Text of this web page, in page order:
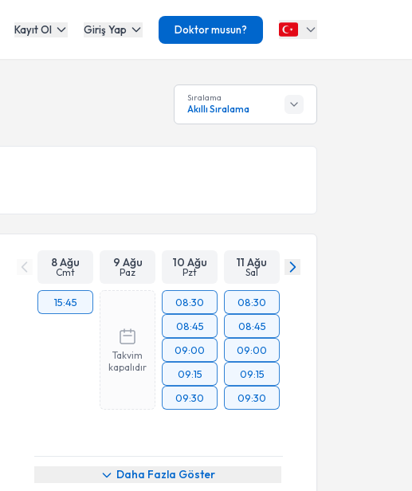
Kayıt Ol Giriş Yap Doktor musun?
Sıralama
Akıllı Sıralama
8 Ağu
Cmt
9 Ağu
Paz
10 Ağu
Pzt
11 Ağu
Sal
15:45
Takvim
kapalıdır
08:30
08:45
09:00
09:15
09:30
08:30
08:45
09:00
09:15
09:30
Daha Fazla Göster
Randevu Takvimi Talebi